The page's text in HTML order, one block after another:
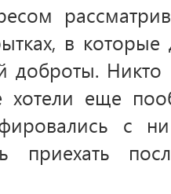
в которые
доброты. Никто
хотели еще
с
приехать